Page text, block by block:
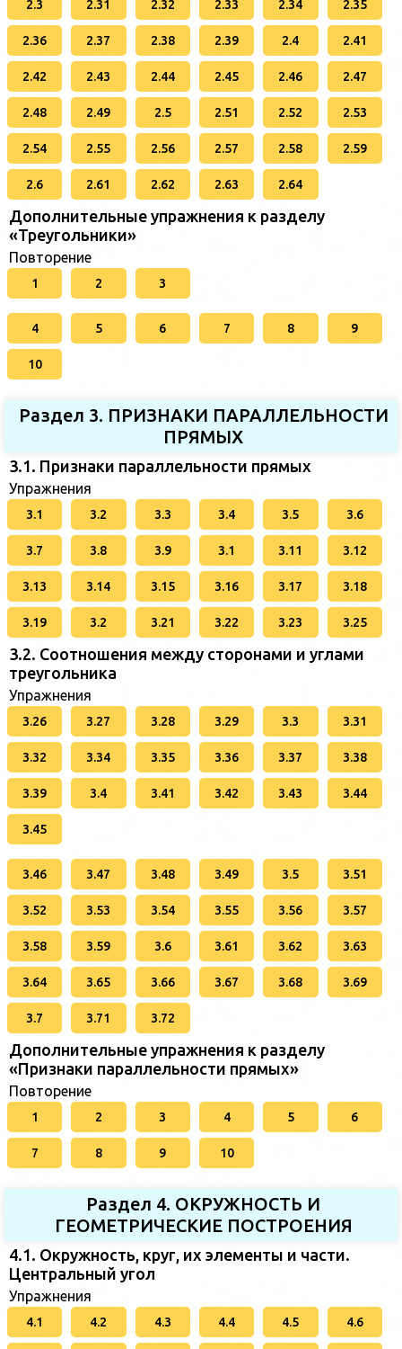
2.3 2.31 2.32 2.33 2.34 2.35
2.36 2.37 2.38 2.39 2.4 2.41
2.42 2.43 2.44 2.45 2.46 2.47
2.48 2.49 2.5 2.51 2.52 2.53
2.54 2.55 2.56 2.57 2.58 2.59
2.6 2.61 2.62 2.63 2.64
Дополнительные упражнения к разделу
«Треугольники»
Повторение
1 2 3
4 5 6 7 8 9
10
Раздел 3. ПРИЗНАКИ ПАРАЛЛЕЛЬНОСТИ
ПРЯМЫХ
3.1. Признаки параллельности прямых
Упражнения
3.1 3.2 3.3 3.4 3.5 3.6
3.7 3.8 3.9 3.1 3.11 3.12
3.13 3.14 3.15 3.16 3.17 3.18
3.19 3.2 3.21 3.22 3.23 3.25
3.2. Соотношения между сторонами и углами
треугольника
Упражнения
3.26 3.27 3.28 3.29 3.3 3.31
3.32 3.34 3.35 3.36 3.37 3.38
3.39 3.4 3.41 3.42 3.43 3.44
3.45
3.46 3.47 3.48 3.49 3.5 3.51
3.52 3.53 3.54 3.55 3.56 3.57
3.58 3.59 3.6 3.61 3.62 3.63
3.64 3.65 3.66 3.67 3.68 3.69
3.7 3.71 3.72
Дополнительные упражнения к разделу
«Признаки параллельности прямых»
Повторение
1 2 3 4 5 6
7 8 9 10
Раздел 4. ОКРУЖНОСТЬ И
ГЕОМЕТРИЧЕСКИЕ ПОСТРОЕНИЯ
4.1. Окружность, круг, их элементы и части.
Центральный угол
Упражнения
4.1 4.2 4.3 4.4 4.5 4.6